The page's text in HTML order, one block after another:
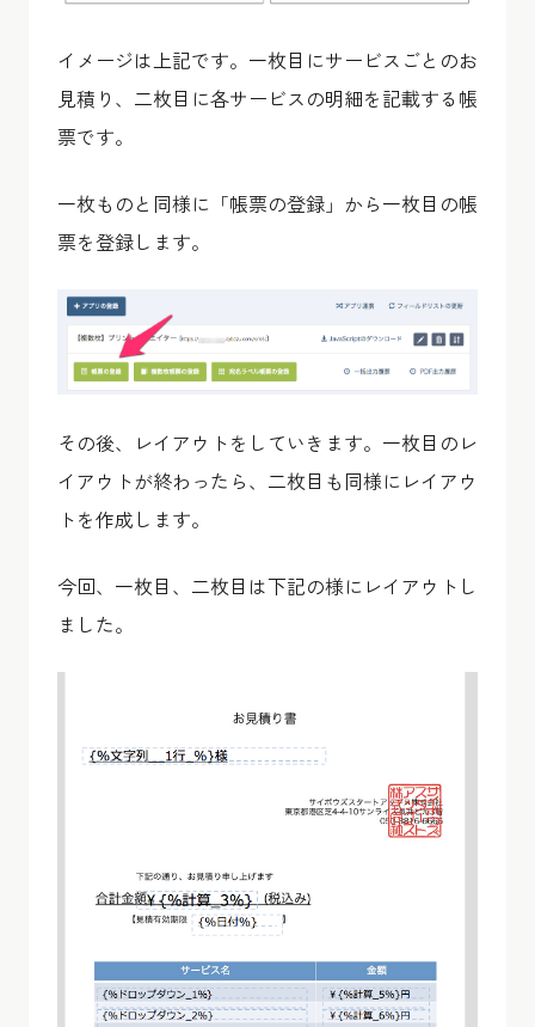
イメージは上記です。一枚目にサービスごとのお
見積り、二枚目に各サービスの明細を記載する帳
票です。
一枚ものと同様に「帳票の登録」から一枚目の帳
票を登録します。
その後、レイアウトをしていきます。一枚目のレ
イアウトが終わったら、二枚目も同様にレイアウ
トを作成します。
今回、一枚目、二枚目は下記の様にレイアウトし
ました。